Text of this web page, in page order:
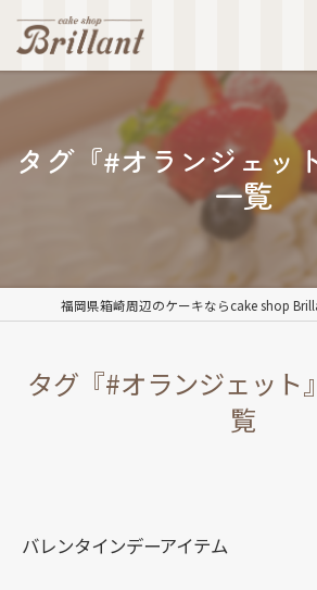
タグ『#オランジェッ
一覧
福岡県箱崎周辺のケーキならcake shop
タグ『#オランジェット
覧
バレンタインデーアイテム